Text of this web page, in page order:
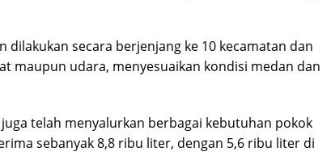
secara berjenjang ke 10 kecamatan dan
maupun udara, menyesuaikan kondisi medan dan
telah menyalurkan berbagai kebutuhan pokok
sebanyak 8,8 ribu liter, dengan 5,6 ribu liter di